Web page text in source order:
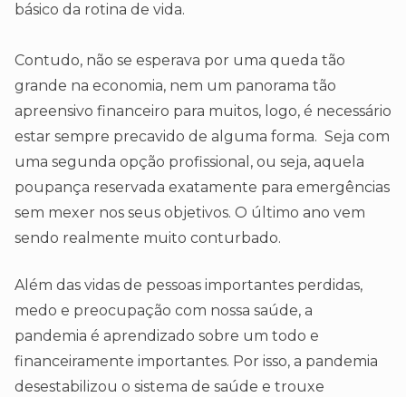
básico da rotina de vida.
Contudo, não se esperava por uma queda tão
grande na economia, nem um panorama tão
apreensivo financeiro para muitos, logo, é necessário
estar sempre precavido de alguma forma. Seja com
uma segunda opção profissional, ou seja, aquela
poupança reservada exatamente para emergências
sem mexer nos seus objetivos. O último ano vem
sendo realmente muito conturbado.
Além das vidas de pessoas importantes perdidas,
medo e preocupação com nossa saúde, a
pandemia é aprendizado sobre um todo e
financeiramente importantes. Por isso, a pandemia
desestabilizou o sistema de saúde e trouxe